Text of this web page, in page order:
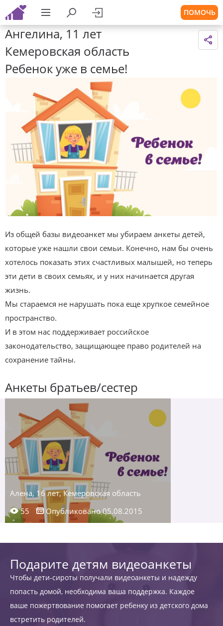
ПОМОЧЬ
Ангелина, 11 лет
Кемеровская область
Ребенок уже в семье!
Из общей базы видеоанкет мы убираем анкеты детей,
которые уже нашли свои семьи. Конечно, нам бы очень
хотелось показать этих счастливых малышей, но теперь
эти дети в своих семьях, и у них начинается другая
жизнь.
Мы стараемся не нарушать пока еще хрупкое семейное
пространство.
И в этом нас поддерживает российское
законодательство, защищающее право родителей на
сохранение тайны.
Анкеты братьев/сестер
Алена, 16 лет, Кемеровская область
55
Опубликовано 05.08.2015
Подарите детям видеоанкеты
Чтобы дети-сироты получали видеоанкеты и надежду
попасть домой, необходима ваша поддержка. Каждое
ваше пожертвование помогает ребенку из детского дома
встретить родителей.